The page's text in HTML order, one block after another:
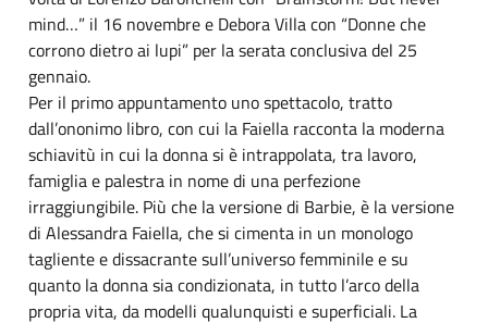
mind…” il 16 novembre e Debora Villa con “Donne che
corrono dietro ai lupi” per la serata conclusiva del 25
gennaio.
Per il primo appuntamento uno spettacolo, tratto
dall’ononimo libro, con cui la Faiella racconta la moderna
schiavitù in cui la donna si è intrappolata, tra lavoro,
famiglia e palestra in nome di una perfezione
irraggiungibile. Più che la versione di Barbie, è la versione
di Alessandra Faiella, che si cimenta in un monologo
tagliente e dissacrante sull’universo femminile e su
quanto la donna sia condizionata, in tutto l’arco della
propria vita, da modelli qualunquisti e superficiali. La